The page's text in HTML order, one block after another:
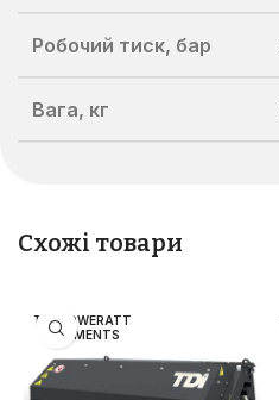
Робочий тиск, бар
Вага, кг
Схожі товари
TDI POWERATT
ACHMENTS